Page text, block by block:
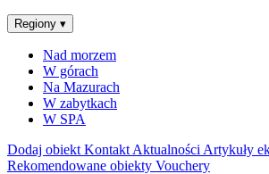
Regiony ▾
Nad morzem
W górach
Na Mazurach
W zabytkach
W SPA
Dodaj obiekt Kontakt Aktualności Artykuły
Rekomendowane obiekty Vouchery